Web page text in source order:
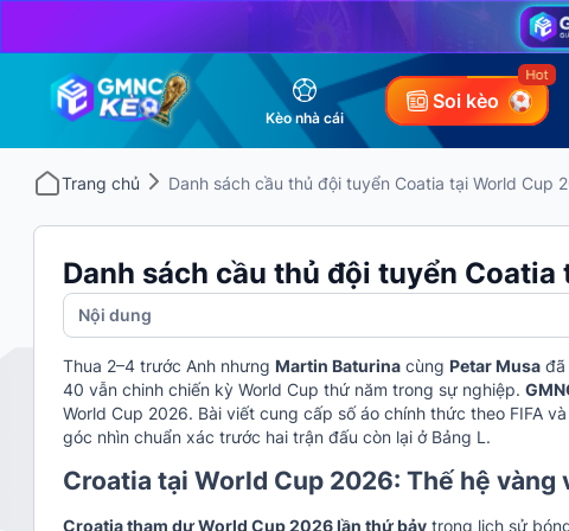
Kèo nhà cái
Soi kèo
Trang chủ Danh sách cầu thủ đội tuyển Coatia tại World Cup
Danh sách cầu thủ đội tuyển
Nội dung
Thua 2–4 trước Anh nhưng Martin Baturina cùng Petar Musa đã
40 vẫn chinh chiến kỳ World Cup thứ năm trong sự nghiệp.
World Cup 2026. Bài viết cung cấp số áo chính thức theo FIFA
góc nhìn chuẩn xác trước hai trận đấu còn lại ở Bảng L.
Croatia tại World Cup 2026: Thế hệ
Croatia tham dự World Cup 2026 lần thứ bảy trong lịch sử